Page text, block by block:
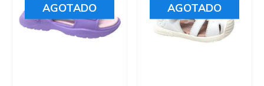
AGOTADO AGOTADO